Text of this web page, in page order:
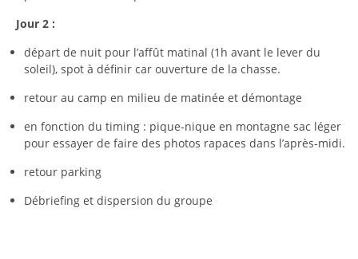
Jour 2 :
départ de nuit pour l’affût matinal (1h avant le lever du
soleil), spot à définir car ouverture de la chasse.
retour au camp en milieu de matinée et démontage
en fonction du timing : pique-nique en montagne sac léger
pour essayer de faire des photos rapaces dans l’après-midi.
retour parking
Débriefing et dispersion du groupe